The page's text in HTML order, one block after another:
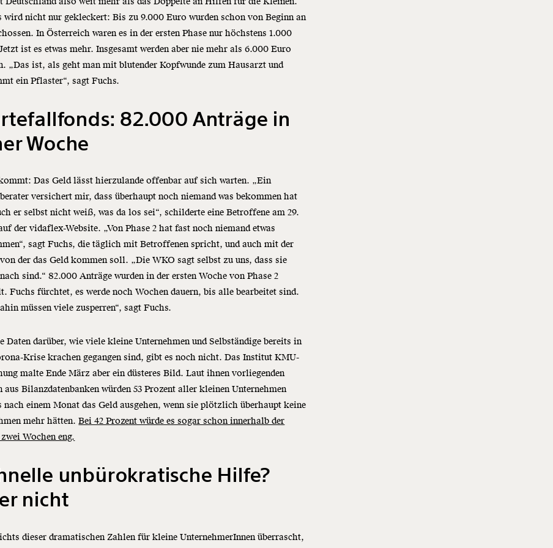
wird nicht nur gekleckert: Bis zu 9.000 Euro wurden schon von Beginn an
In Österreich waren es in der ersten Phase nur höchstens 1.000
ist es etwas mehr. Insgesamt werden aber nie mehr als 6.000 Euro
„Das ist, als geht man mit blutender Kopfwunde zum Hausarzt und
ein Pflaster“, sagt Fuchs.
82.000 Anträge in
Woche
Das Geld lässt hierzulande offenbar auf sich warten. „Ein
versichert mir, dass überhaupt noch niemand was bekommen hat
er selbst nicht weiß, was da los sei“, schilderte eine Betroffene am 29.
der vidaflex-Website. „Von Phase 2 hat fast noch niemand etwas
sagt Fuchs, die täglich mit Betroffenen spricht, und auch mit der
der das Geld kommen soll. „Die WKO sagt selbst zu uns, dass sie
sind.“ 82.000 Anträge wurden in der ersten Woche von Phase 2
Fuchs fürchtet, es werde noch Wochen dauern, bis alle bearbeitet sind.
müssen viele zusperren“, sagt Fuchs.
Daten darüber, wie viele kleine Unternehmen und Selbständige bereits in
Krise krachen gegangen sind, gibt es noch nicht. Das Institut KMU-
malte Ende März aber ein düsteres Bild. Laut ihnen vorliegenden
aus Bilanzdatenbanken würden 53 Prozent aller kleinen Unternehmen
nach einem Monat das Geld ausgehen, wenn sie plötzlich überhaupt keine
mehr hätten.Bei 42 Prozent würde es sogar schon innerhalb der
Wochen eng.
unbürokratische Hilfe?
nicht
dieser dramatischen Zahlen für kleine UnternehmerInnen überrascht,